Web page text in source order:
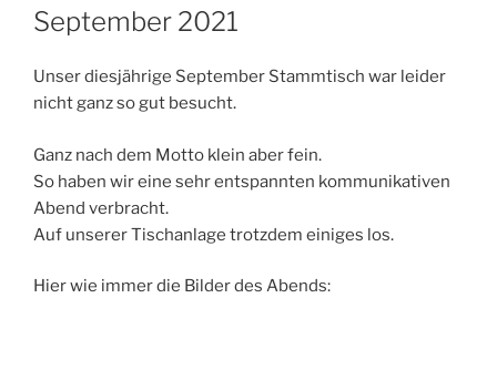
AM
September 2021
Unser diesjährige September Stammtisch war leider
nicht ganz so gut besucht.
Ganz nach dem Motto klein aber fein.
So haben wir eine sehr entspannten kommunikativen
Abend verbracht.
Auf unserer Tischanlage trotzdem einiges los.
Hier wie immer die Bilder des Abends: